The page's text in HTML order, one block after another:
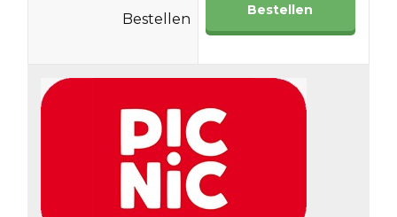
Bestellen
Bestellen